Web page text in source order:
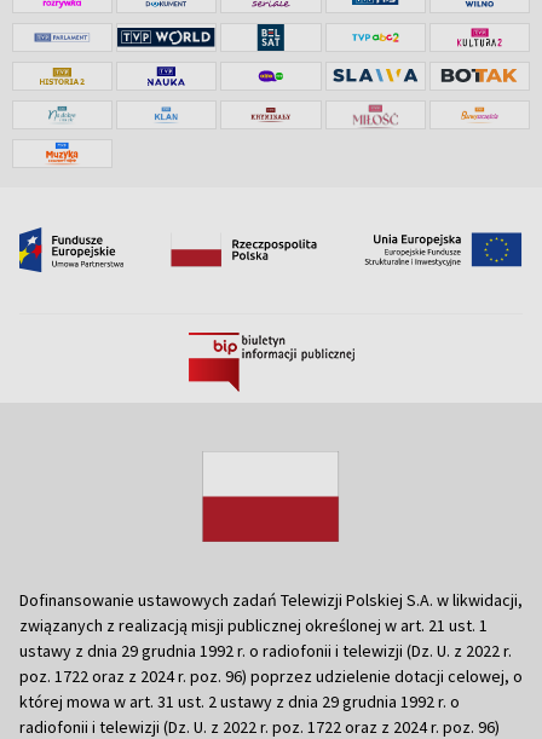
Dofinansowanie ustawowych zadań Telewizji Polskiej S.A. w likwidacji,
związanych z realizacją misji publicznej określonej w art. 21 ust. 1
ustawy z dnia 29 grudnia 1992 r. o radiofonii i telewizji (Dz. U. z 2022 r.
poz. 1722 oraz z 2024 r. poz. 96) poprzez udzielenie dotacji celowej, o
której mowa w art. 31 ust. 2 ustawy z dnia 29 grudnia 1992 r. o
radiofonii i telewizji (Dz. U. z 2022 r. poz. 1722 oraz z 2024 r. poz. 96)